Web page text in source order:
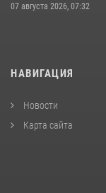
07 августа 2026, 07:32
НАВИГАЦИЯ
Новости
Карта сайта